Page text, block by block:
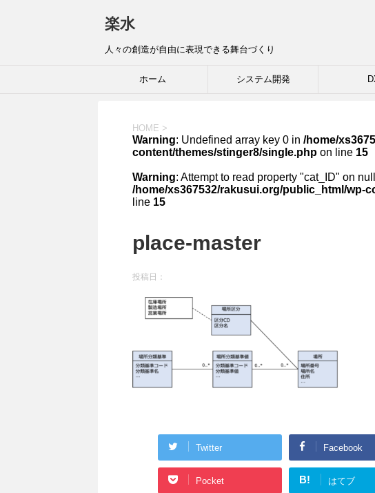
楽水
人々の創造が自由に表現できる舞台づくり
ホーム システム開発
HOME >
Warning: Undefined array key 0 in /home/
content/themes/stinger8/single.php on line 15
Warning: Attempt to read property "cat_ID" on
/home/xs367532/rakusui.org/public_html/wp-
line 15
place-master
投稿日：
Twitter Facebook
Pocket B! はてブ